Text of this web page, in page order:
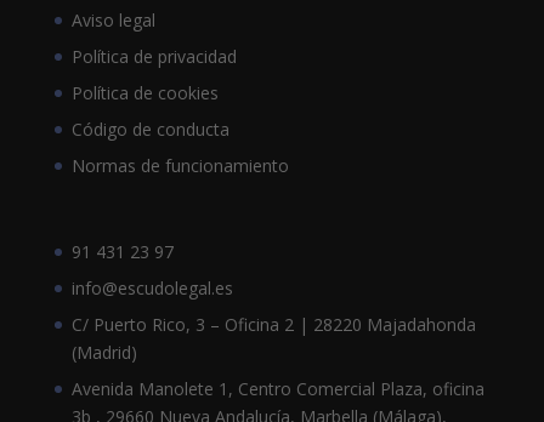
Aviso legal
Política de privacidad
Política de cookies
Código de conducta
Normas de funcionamiento
91 431 23 97
info@escudolegal.es
C/ Puerto Rico, 3 – Oficina 2 | 28220 Majadahonda
(Madrid)
Avenida Manolete 1, Centro Comercial Plaza, oficina
3b , 29660 Nueva Andalucía, Marbella (Málaga),